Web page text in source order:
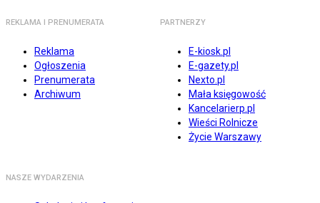
REKLAMA I PRENUMERATA
Reklama
Ogłoszenia
Prenumerata
Archiwum
PARTNERZY
E-kiosk.pl
E-gazety.pl
Nexto.pl
Mała księgowość
Kancelarierp.pl
Wieści Rolnicze
Życie Warszawy
NASZE WYDARZENIA